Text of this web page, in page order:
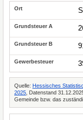
Quelle: Hessisches
2025 , Datenstand
Gemeinde bzw. das